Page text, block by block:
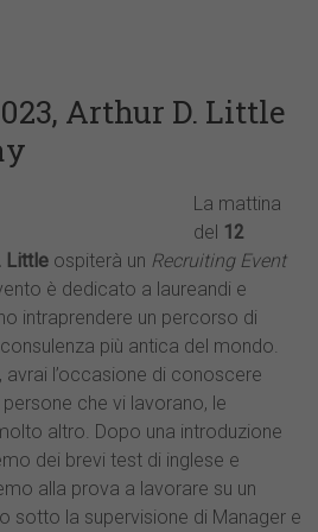
Arthur D. Little
La mattina
del 12
Little ospiterà un Recruiting Event
è dedicato a laureandi e
intraprendere un percorso di
più antica del mondo.
avrai l’occasione di conoscere
che vi lavorano, le
altro. Dopo una introduzione
dei brevi test di inglese e
alla prova a lavorare su un
sotto la supervisione di Manager e